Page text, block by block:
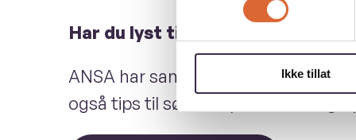
Ikke tillat
Har du lyst til å studere i Sverige?
ANSA har samlet informasjon om
også tips til søknadsprosessen og